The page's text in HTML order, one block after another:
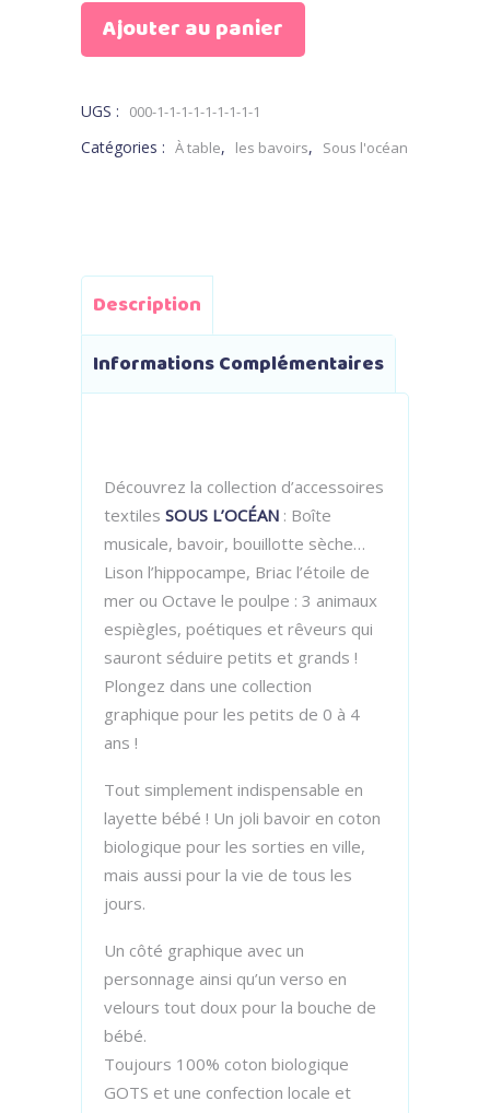
le
Ajouter au panier
UGS : 000-1-1-1-1-1-1-1-1-1
Catégories : À table, les bavoirs, Sous l'océan
Description
Informations Complémentaires
Découvrez la collection d’accessoires
textiles SOUS L’OCÉAN : Boîte
musicale, bavoir, bouillotte sèche…
Lison l’hippocampe, Briac l’étoile de
mer ou Octave le poulpe : 3 animaux
espiègles, poétiques et rêveurs qui
sauront séduire petits et grands !
Plongez dans une collection
graphique pour les petits de 0 à 4
ans !
Tout simplement indispensable en
layette bébé ! Un joli bavoir en coton
biologique pour les sorties en ville,
mais aussi pour la vie de tous les
jours.
Un côté graphique avec un
personnage ainsi qu’un verso en
velours tout doux pour la bouche de
bébé.
Toujours 100% coton biologique
GOTS et une confection locale et